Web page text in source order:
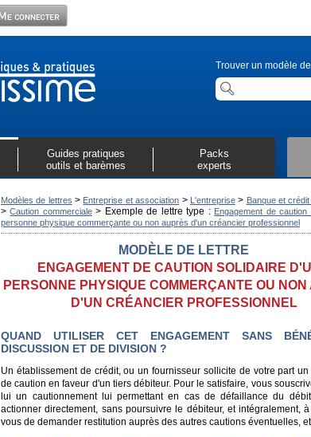
Trouver un modèle
Guides pratiques
outils et barèmes
Packs
experts
Modèles de lettres > Entreprise et association > L'entreprise> Banque et
>Caution commerciale> Exemple de lettre type : Engagement de caution
personne physique commerçante ou non auprès d'un créancier professionnel
MODÈLE DE LETTRE
ENGAGEMENT DE CAUTION SOLIDAIRE
PERSONNE PHYSIQUE COMMERÇANTE OU NON
D'UN CRÉANCIER PROFESSIONNEL
QUAND UTILISER CET ENGAGEMENT SANS
DISCUSSION ET DE DIVISION ?
Un établissement de crédit, ou un fournisseur sollicite de votre part
de caution en faveur d'un tiers débiteur. Pour le satisfaire, vous
lui un cautionnement lui permettant en cas de défaillance du
actionner directement, sans poursuivre le débiteur, et intégralement,
vous de demander restitution auprès des autres cautions éventuelles,